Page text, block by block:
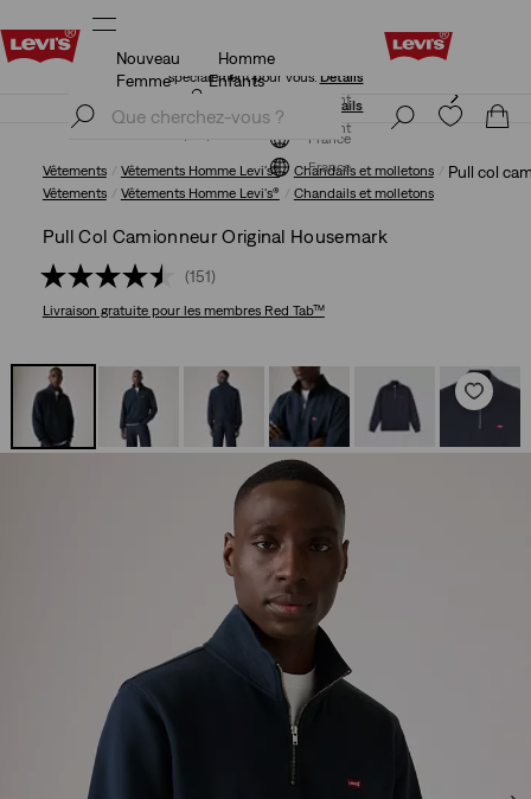
Levi's App. Le meilleur de Levi’s®, sur mesure,
spécialement pour vous. Détails
S'inscrire maintenant
France
Nouveau
Homme
Femme
Enfants
Levi's App. Le meilleur de Levi’s®, sur mesure,
Détails
S'inscrire maintenant
France
Vêtements Vêtements Homme Levi's® Chandails et molletons Pull col
Vêtements Vêtements Homme Levi's® Chandails et molletons
Pull Col Camionneur Original Housemark
(151)
Livraison gratuitepour les membres Red Tab™